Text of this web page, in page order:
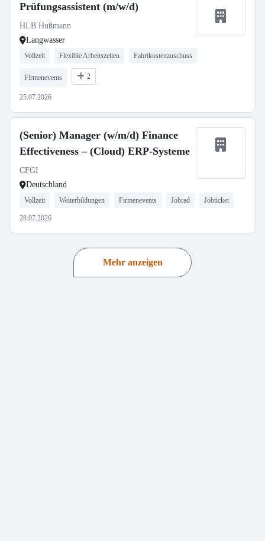
Prüfungsassistent (m/w/d)
HLB Hußmann
Langwasser
Vollzeit Flexible Arbeitszeiten Fahrtkostenzuschuss
Firmenevents 2
25.07.2026
(Senior) Manager (w/m/d) Finance
Effectiveness – (Cloud) ERP-Systeme
CFGI
Deutschland
Vollzeit Weiterbildungen Firmenevents Jobrad Jobticket
28.07.2026
Mehr anzeigen